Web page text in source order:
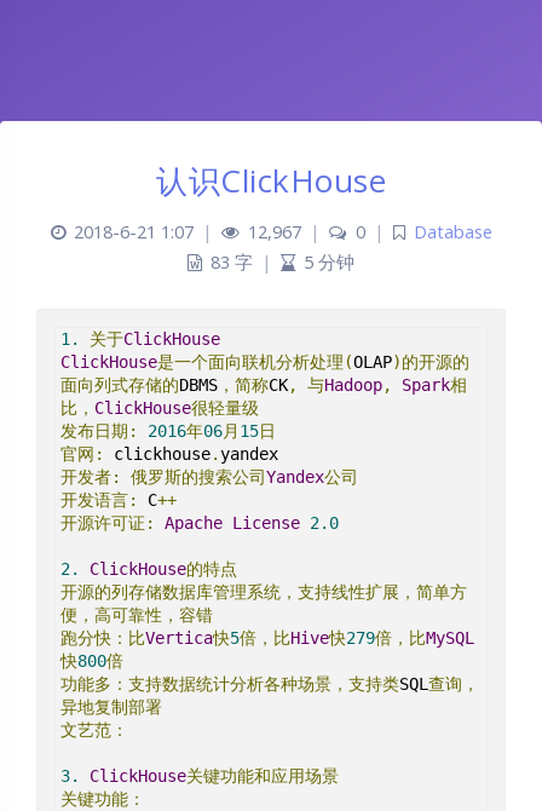
认识ClickHouse
2018-6-21 1:07 | 12,967 | 0 |
Database
83 字 | 5 分钟
1. 关于ClickHouse
ClickHouse是一个面向联机分析处理(OLAP)的开源的
面向列式存储的DBMS ，简称CK, 与Hadoop, Spark相
比， ClickHouse很轻量级
发布日期:
2016年06月 15日
官网:
clickhouse.
开发者:
俄罗斯的搜索公司Yandex公司
开发语言:
C++
开源许可证:
Apache License 2.0
2. ClickHouse的特点
开源的列存储数据库管理系统，支持线性扩展，简单方
便，高可靠性，容错
跑分快：比Vertica快5倍，比Hive快279倍，比MySQL
快800倍
功能多：支持数据统计分析各种场景，支持类SQL查询，
异地复制部署
文艺范：
3. ClickHouse关键功能和应用场景
关键功能：